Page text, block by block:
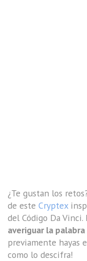
¿Te gustan los
de este Cryptex
del Código Da
averiguar la
previamente hayas
como lo descifra!